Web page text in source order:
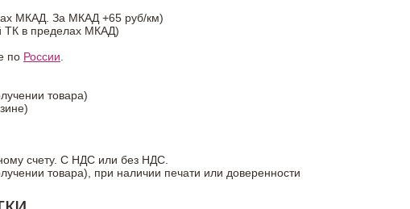
МКАД. За МКАД +65 руб/км)
ТК в пределах МКАД)
по России.
товара)
счету. С НДС или без НДС.
товара), при наличии печати или доверенности